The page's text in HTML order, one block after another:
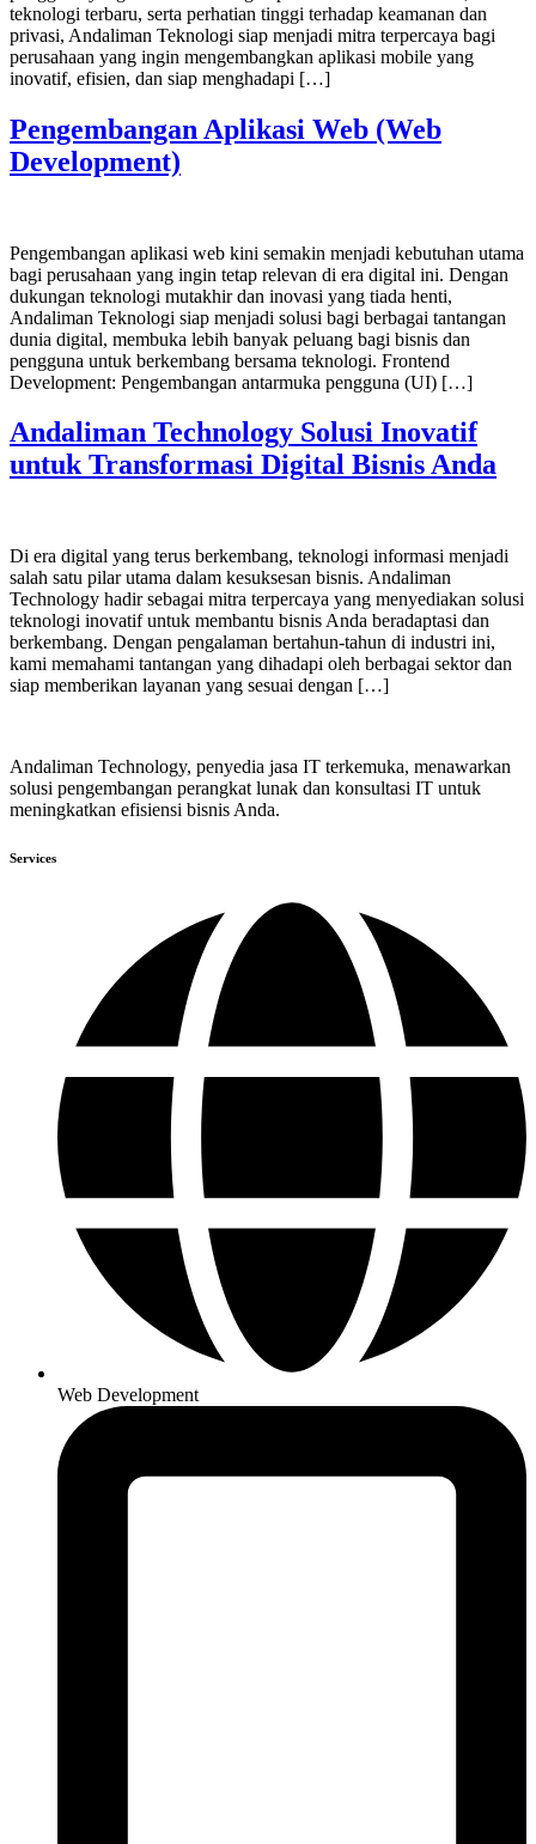
teknologi terbaru, serta perhatian tinggi terhadap keamanan dan
privasi, Andaliman Teknologi siap menjadi mitra terpercaya bagi
perusahaan yang ingin mengembangkan aplikasi mobile yang
inovatif, efisien, dan siap menghadapi […]
Pengembangan Aplikasi Web (Web
Development)
Pengembangan aplikasi web kini semakin menjadi kebutuhan utama
bagi perusahaan yang ingin tetap relevan di era digital ini. Dengan
dukungan teknologi mutakhir dan inovasi yang tiada henti,
Andaliman Teknologi siap menjadi solusi bagi berbagai tantangan
dunia digital, membuka lebih banyak peluang bagi bisnis dan
pengguna untuk berkembang bersama teknologi. Frontend
Development: Pengembangan antarmuka pengguna (UI) […]
Andaliman Technology Solusi Inovatif
untuk Transformasi Digital Bisnis Anda
Di era digital yang terus berkembang, teknologi informasi menjadi
salah satu pilar utama dalam kesuksesan bisnis. Andaliman
Technology hadir sebagai mitra terpercaya yang menyediakan solusi
teknologi inovatif untuk membantu bisnis Anda beradaptasi dan
berkembang. Dengan pengalaman bertahun-tahun di industri ini,
kami memahami tantangan yang dihadapi oleh berbagai sektor dan
siap memberikan layanan yang sesuai dengan […]
Andaliman Technology, penyedia jasa IT terkemuka, menawarkan
solusi pengembangan perangkat lunak dan konsultasi IT untuk
meningkatkan efisiensi bisnis Anda.
Services
Web Development